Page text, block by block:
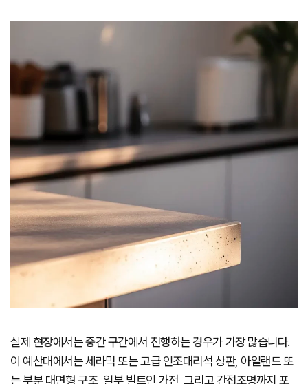
실제 현장에서는 중간 구간에서 진행하는 경우가 가장 많습니다.
이 예산대에서는 세라믹 또는 고급 인조대리석 상판, 아일랜드 또
는 부분 대면형 구조, 일부 빌트인 가전, 그리고 간접조명까지 포